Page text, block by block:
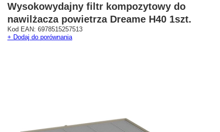
Wysokowydajny filtr kompozytowy do
nawilżacza powietrza Dreame H40 1szt.
Kod EAN: 6978515257513
+ Dodaj do porównania